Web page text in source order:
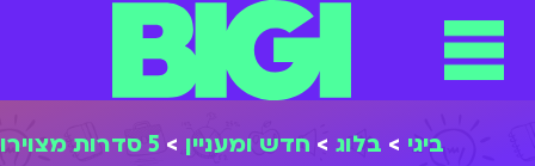
ביגי > בלוג > חדש ומעניין > 5 סדרות מצוירות שכדאי לכם להכיר